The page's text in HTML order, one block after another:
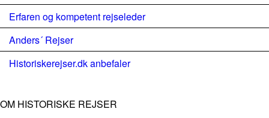
Erfaren og kompetent rejseleder
Anders´ Rejser
Historiskerejser.dk anbefaler
OM HISTORISKE REJSER